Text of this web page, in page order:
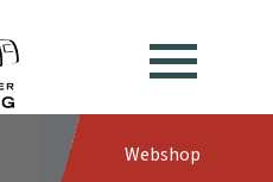
Webshop